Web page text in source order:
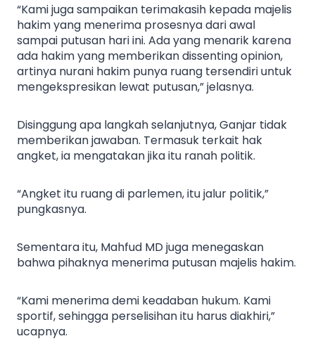
“Kami juga sampaikan terimakasih kepada majelis
hakim yang menerima prosesnya dari awal
sampai putusan hari ini. Ada yang menarik karena
ada hakim yang memberikan dissenting opinion,
artinya nurani hakim punya ruang tersendiri untuk
mengekspresikan lewat putusan,” jelasnya.
Disinggung apa langkah selanjutnya, Ganjar tidak
memberikan jawaban. Termasuk terkait hak
angket, ia mengatakan jika itu ranah politik.
“Angket itu ruang di parlemen, itu jalur politik,”
pungkasnya.
Sementara itu, Mahfud MD juga menegaskan
bahwa pihaknya menerima putusan majelis hakim.
“Kami menerima demi keadaban hukum. Kami
sportif, sehingga perselisihan itu harus diakhiri,”
ucapnya.